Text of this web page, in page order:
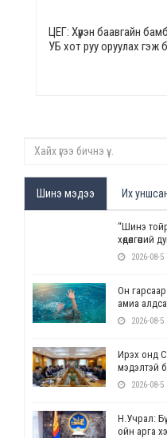
ЦЕГ: Хүрэн баавгайн
УБ хот руу оруулах гэж
Шинэ мэдээ Их
“Шинэ
2026-08-5
Он
амиа
2026-08-5
Ирэх онд
мэдэлтэй
2026-08-5
Н.Учрал:
ойн арга